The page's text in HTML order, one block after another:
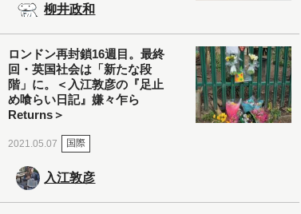
柳井政和
ロンドン再封鎖16週目。最終
回・英国社会は「新たな段
階」に。＜入江敦彦の『足止
め喰らい日記』嫌々乍ら
Returns＞
2021.05.07 国際
入江敦彦